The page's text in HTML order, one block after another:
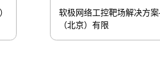
基于数字孪生技术的数据
（北京）科技